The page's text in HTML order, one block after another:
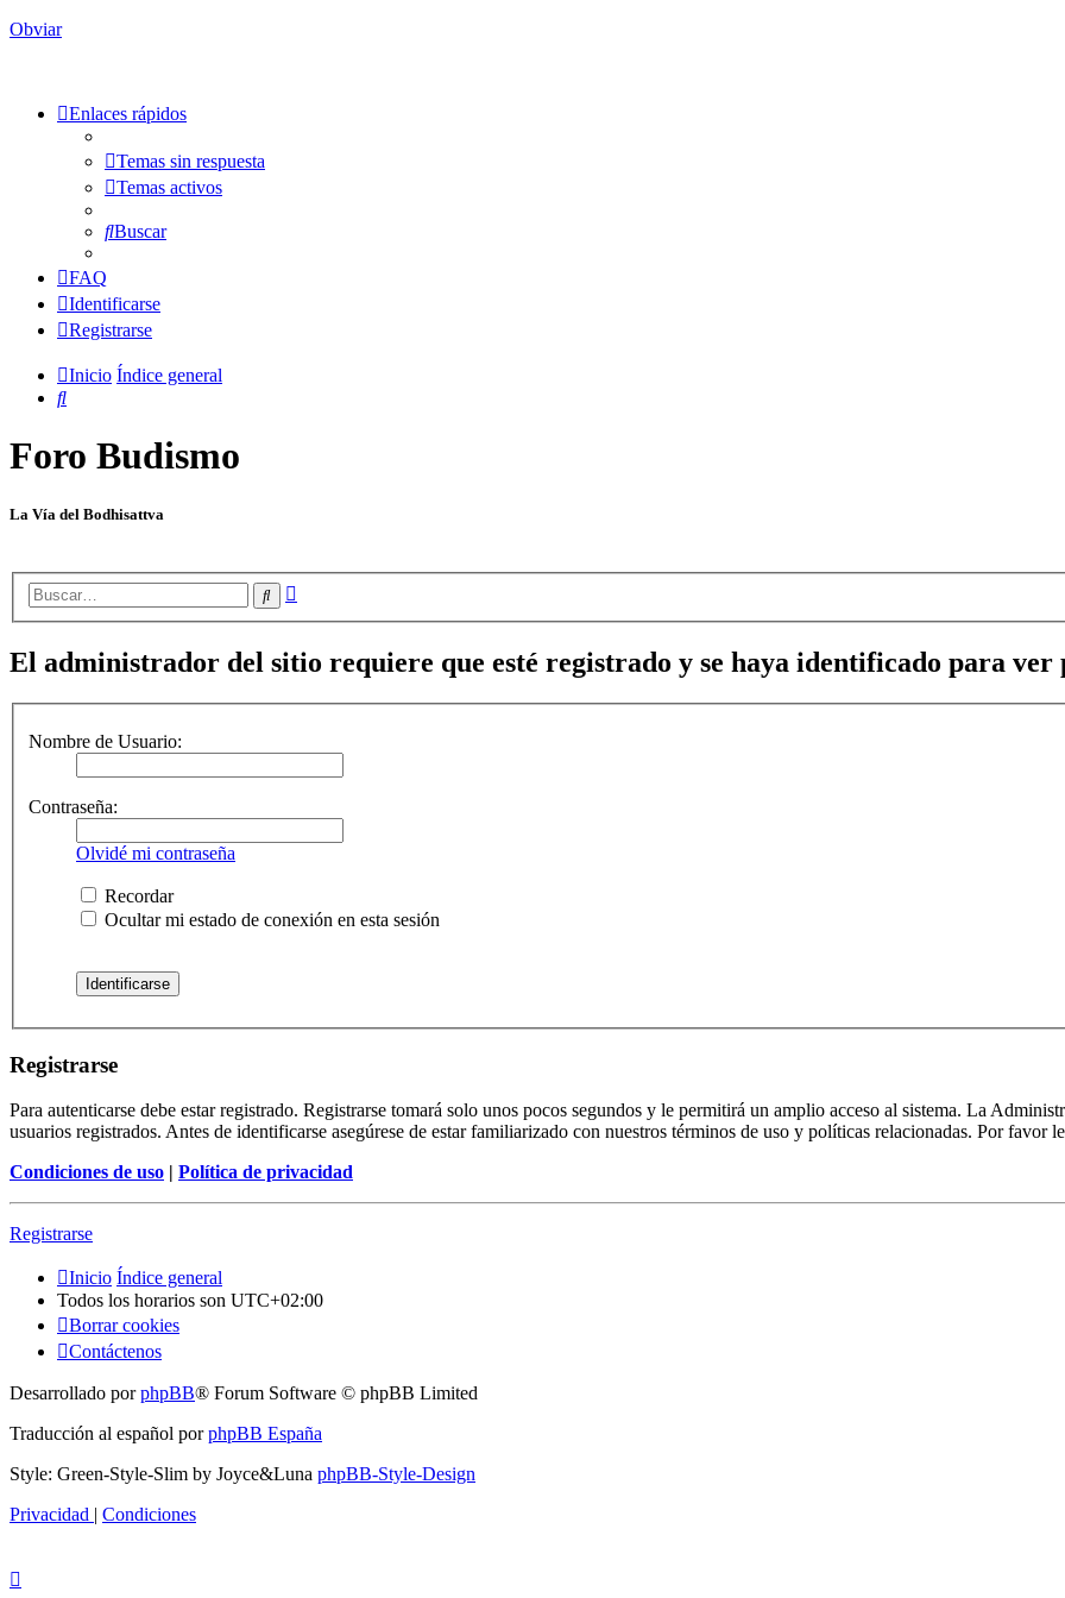
Obviar
Enlaces rápidos
Temas sin respuesta
Temas activos
Buscar
FAQ
Identificarse
Registrarse
Inicio Índice general
Buscar
Foro Budismo
La Vía del Bodhisattva
Buscar
El administrador del sitio requiere que esté registrado y se haya identificado para ver
Nombre de Usuario:
Contraseña:
Olvidé mi contraseña
Recordar
Ocultar mi estado de conexión en esta sesión
Registrarse
Para autenticarse debe estar registrado. Registrarse tomará solo unos pocos segundos y le permitirá un amplio acceso al sistema. La
usuarios registrados. Antes de identificarse asegúrese de estar familiarizado con nuestros términos de uso y políticas relacionadas. Por favor
Condiciones de uso | Política de privacidad
Registrarse
Inicio Índice general
Todos los horarios son UTC+02:00
Borrar cookies
Contáctenos
Desarrollado porphpBB® Forum Software © phpBB Limited
Traducción al español porphpBB España
Style: Green-Style-Slim by Joyce&Luna phpBB-Style-Design
Privacidad | Condiciones